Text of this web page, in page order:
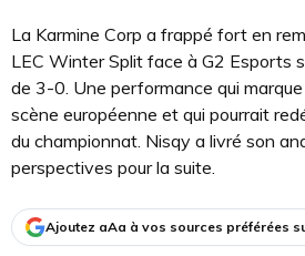
La Karmine Corp a frappé fort en
LEC Winter Split face à G2 Esports
de 3-0. Une performance qui
scène européenne et qui pourrait
du championnat. Nisqy a livré son
perspectives pour la suite.
Ajoutez aAa à vos sources préférées